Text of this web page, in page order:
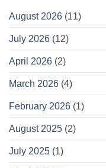
August 2026 (11)
July 2026 (12)
April 2026 (2)
March 2026 (4)
February 2026 (1)
August 2025 (2)
July 2025 (1)